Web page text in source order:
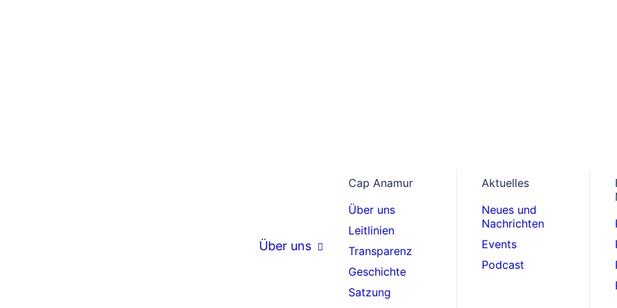
Über uns
Cap Anamur
Über uns
Leitlinien
Transparenz
Geschichte
Satzung
Aktuelles
Neues und
Nachrichten
Events
Podcast